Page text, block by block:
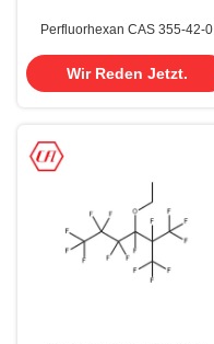
Perfluorhexan CAS 355-42-0
72
Wir Reden Jetzt.